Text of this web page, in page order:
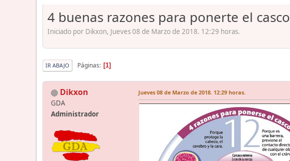
4 buenas razones para ponerte el casco
Iniciado por Dikxon, Jueves 08 de Marzo de 2018. 12:29 horas.
IR ABAJO Páginas 1
Dikxon
GDA
Administrador
Jueves 08 de Marzo de 2018. 12:29 horas.